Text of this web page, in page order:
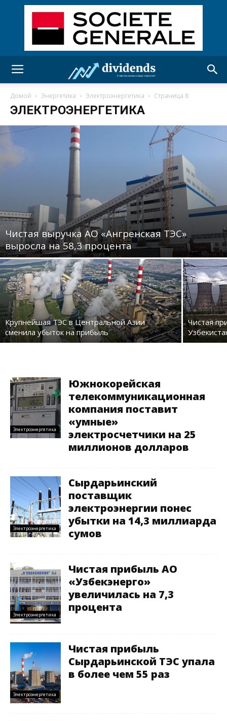
Домой Энергетика Электроэнергетика Страница 8
ЭЛЕКТРОЭНЕРГЕТИКА
Чистая выручка АО «Ангренская ТЭС»
выросла на 58,3 процента
Крупнейшая ТЭС в Центральной Азии
сменила убыток на прибыль
Чистая
Электроэнергетика
Южнокорейская
телекоммуникационная
компания поставит
«умные»
электросчетчики на 25
миллионов долларов
Электроэнергетика
Сырдарьинский
поставщик
электроэнергии понес
убытки на 14,3 миллиарда
сумов
Электроэнергетика
Чистая прибыль АО
«Узбекэнерго»
увеличилась на 7,3
процента
Электроэнергетика
Чистая прибыль
Сырдарьинской ТЭС упала
в более чем 55 раз